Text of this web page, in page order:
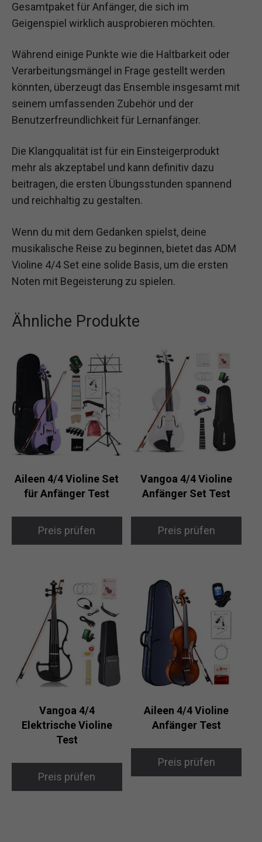
Gesamtpaket für Anfänger, die sich im
Geigenspiel wirklich ausprobieren möchten.
Während einige Punkte wie die Haltbarkeit oder
Verarbeitungsmängel in Frage gestellt werden
könnten, überzeugt das Ensemble insgesamt mit
seinem umfassenden Zubehör und der
Benutzerfreundlichkeit für Lernanfänger.
Die Klangqualität ist für ein Einsteigerprodukt
mehr als akzeptabel und kann definitiv dazu
beitragen, die ersten Übungsstunden spannend
und reichhaltig zu gestalten.
Wenn du mit dem Gedanken spielst, deine
musikalische Reise zu beginnen, bietet das ADM
Violine 4/4 Set eine solide Basis, um die ersten
Noten mit Begeisterung zu spielen.
Ähnliche Produkte
Aileen 4/4 Violine Set
für Anfänger Test
Preis prüfen
Vangoa 4/4 Violine
Anfänger Set Test
Preis prüfen
Vangoa 4/4
Elektrische Violine
Test
Preis prüfen
Aileen 4/4 Violine
Anfänger Test
Preis prüfen